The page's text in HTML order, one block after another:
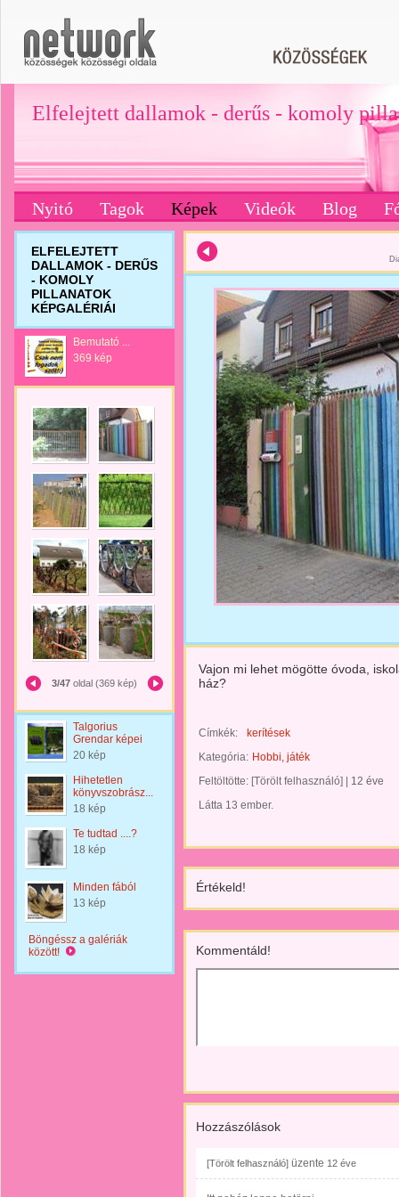
Elfelejtett dallamok - derűs - komoly
Nyitó Tagok Képek Videók Blog
ELFELEJTETT
DALLAMOK - DERŰS
- KOMOLY
PILLANATOK
KÉPGALÉRIÁI
Bemutató ...
369 kép
3/47 oldal (369 kép)
Talgorius
Grendar képei
20 kép
Hihetetlen
könyvszobrász...
18 kép
Te tudtad ....?
18 kép
Minden fából
13 kép
Böngéssz a galériák
között!
Vajon mi lehet mögötte óvoda,
ház?
Címkék:
kerítések
Kategória: Hobbi, játék
Feltöltötte: [Törölt felhasználó]
12 éve
Látta 13 ember.
Értékeld!
Kommentáld!
Hozzászólások
[Törölt felhasználó] üzente 12 éve